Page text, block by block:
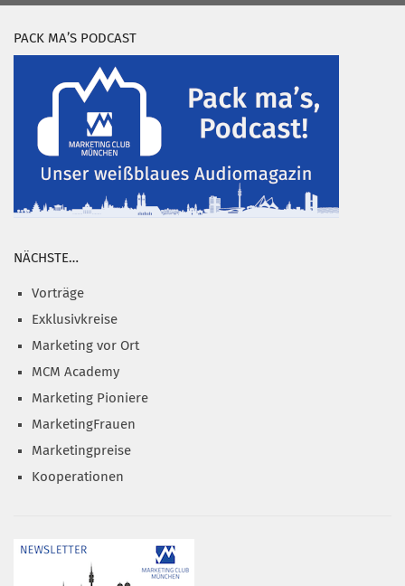
PACK MA’S PODCAST
NÄCHSTE…
Vorträge
Exklusivkreise
Marketing vor Ort
MCM Academy
Marketing Pioniere
MarketingFrauen
Marketingpreise
Kooperationen